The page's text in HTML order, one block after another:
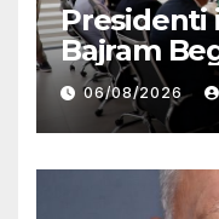
Presidenti
Bajram
partive
06/08/2026